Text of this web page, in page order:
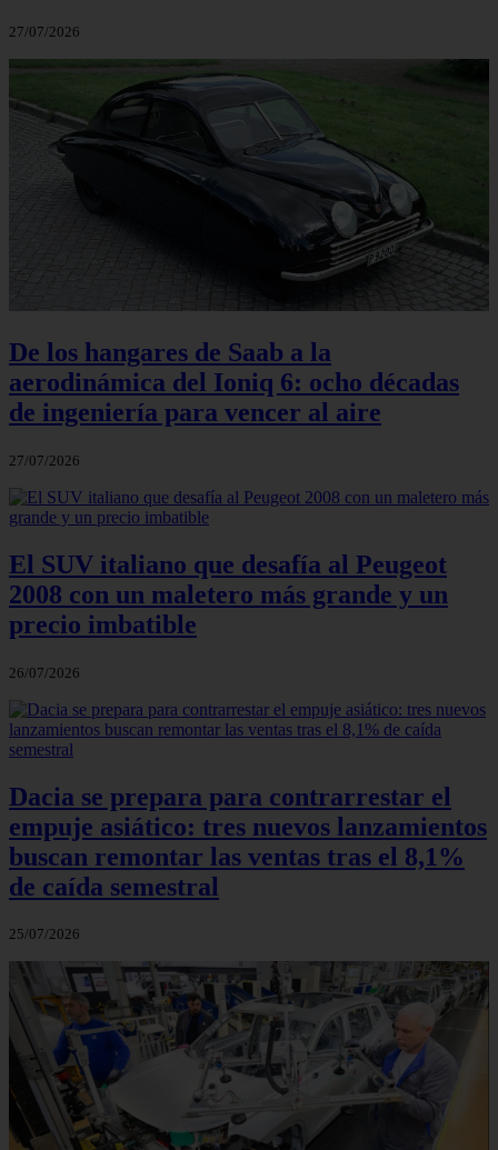
27/07/2026
De los hangares de Saab a la
aerodinámica del Ioniq 6: ocho décadas
de ingeniería para vencer al aire
27/07/2026
El SUV italiano que desafía al Peugeot
2008 con un maletero más grande y un
precio imbatible
26/07/2026
Dacia se prepara para contrarrestar el
empuje asiático: tres nuevos lanzamientos
buscan remontar las ventas tras el 8,1%
de caída semestral
25/07/2026